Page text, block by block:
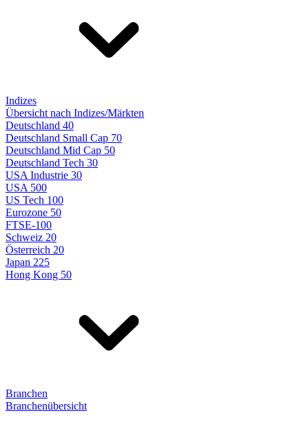
Indizes
Übersicht nach Indizes/Märkten
Deutschland 40
Deutschland Small Cap 70
Deutschland Mid Cap 50
Deutschland Tech 30
USA Industrie 30
USA 500
US Tech 100
Eurozone 50
FTSE-100
Schweiz 20
Österreich 20
Japan 225
Hong Kong 50
Branchen
Branchenübersicht